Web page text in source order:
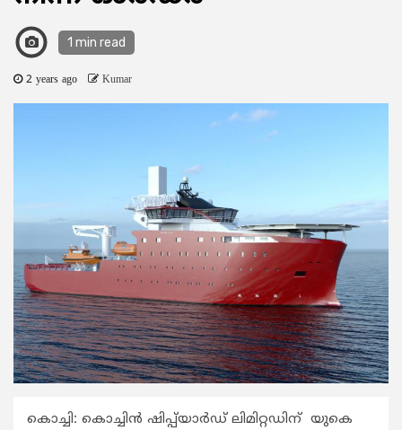
1 min read
2 years ago Kumar
കൊച്ചി: കൊച്ചിൻ ഷിപ്പ്‌യാർഡ് ലിമിറ്റഡിന് യുകെ